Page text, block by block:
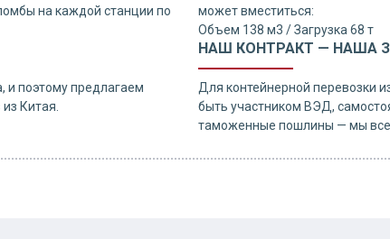
на каждой станции по
может вместиться:
Объем 138 м3 / Загрузка 68 т
и поэтому предлагаем
Китая.
НАШ КОНТРАКТ — НАША
Для контейнерной перевозки
быть участником ВЭД,
таможенные пошлины — мы все